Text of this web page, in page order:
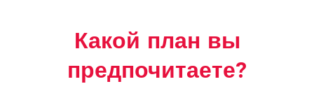
Какой план вы
предпочитаете?